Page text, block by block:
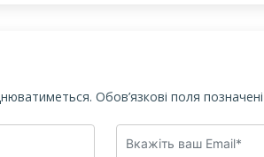
Обов’язкові поля позначені